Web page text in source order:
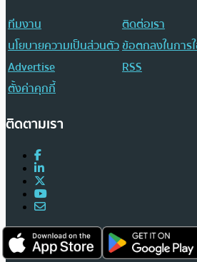
ทีมงาน
ติดต่อเรา
นโยบายความเป็นส่วนตัวข้อตกลงในการ
Advertise
RSS
ตั้งค่าคุกกี้
ติดตามเรา